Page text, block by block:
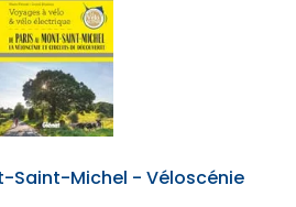
Saint-Michel - Véloscénie